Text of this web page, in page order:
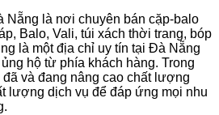
Nẵng là nơi chuyên bán cặp-balo
Balo, Vali, túi xách thời trang, bóp
là một địa chỉ uy tín tại Đà Nẵng
hộ từ phía khách hàng. Trong
và đang nâng cao chất lượng
lượng dịch vụ để đáp ứng mọi nhu